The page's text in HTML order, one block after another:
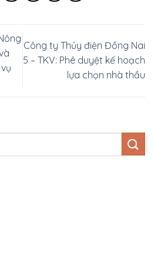
Công ty Thủy điện Đồng Nai
5 – TKV: Phê duyệt kế hoạch
lựa chọn nhà thầu